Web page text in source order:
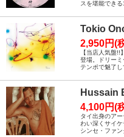
スを堪能でき
Tokio
2,950円(
【当店人気盤
登場。ドリー
テンポで魅了
Hussain
4,100円(
タイ出身のア
わい深くサイ
シンセ・ファン